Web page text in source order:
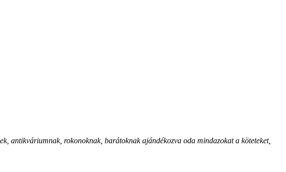
antikváriumnak, rokonoknak, barátoknak ajándékozva oda mindazokat a köteteket,